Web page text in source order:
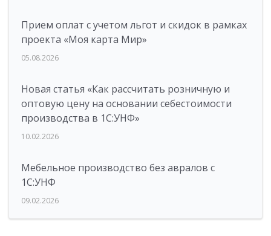
Прием оплат с учетом льгот и скидок в рамках
проекта «Моя карта Мир»
05.08.2026
Новая статья «Как рассчитать розничную и
оптовую цену на основании себестоимости
производства в 1С:УНФ»
10.02.2026
Мебельное производство без авралов с
1С:УНФ
09.02.2026